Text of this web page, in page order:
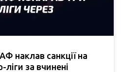
наклав санкції на
за вчинені